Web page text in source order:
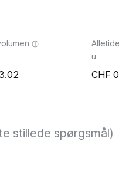
u
stillede spørgsmål)